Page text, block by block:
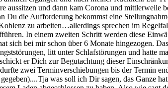
aussitzen und dann kam Corona und
die Aufforderung bekommst eine
zu arbeiten…allerdings sprechen im
In einem zweiten Schritt werden diese
sich bei mir schon über 6 Monate hingezogen.
litt unter Schlafstörungen und hatte
er Dich zur Begutachtung dieser
zwei Terminverschiebungen bis der Termin
was soll ich Dir sagen, das Ganze